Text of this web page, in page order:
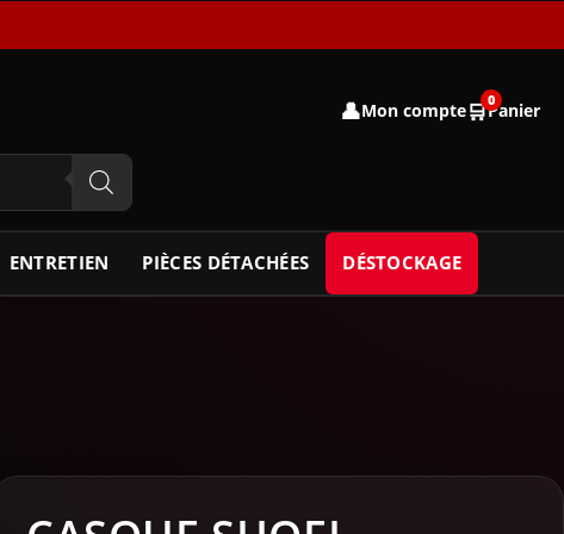
👤Mon compte🛒0
Panier
ENTRETIEN PIÈCES DÉTACHÉES DÉSTOCKAGE